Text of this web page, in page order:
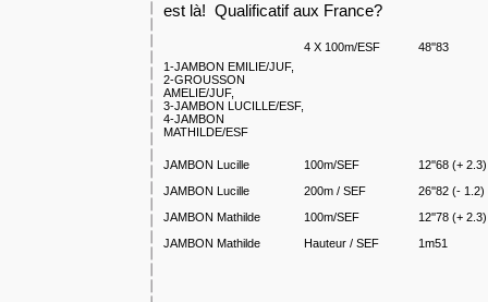
est là! Qualificatif aux France?
4 X 100m/ESF
48''83
1-JAMBON EMILIE/JUF,
2-GROUSSON
AMELIE/JUF,
3-JAMBON LUCILLE/ESF,
4-JAMBON
MATHILDE/ESF
JAMBON Lucille 100m/SEF 12''68 (+ 2.3)
JAMBON Lucille
200m / SEF 26''82 (- 1.2)
JAMBON Mathilde
100m/SEF 12''78 (+ 2.3)
JAMBON Mathilde
Hauteur / SEF 1m51